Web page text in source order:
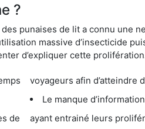
?
punaises de lit a connu une
massive d’insecticide
d’expliquer cette
voyageurs afin d’atteindre
Le manque
ayant entrainé leurs